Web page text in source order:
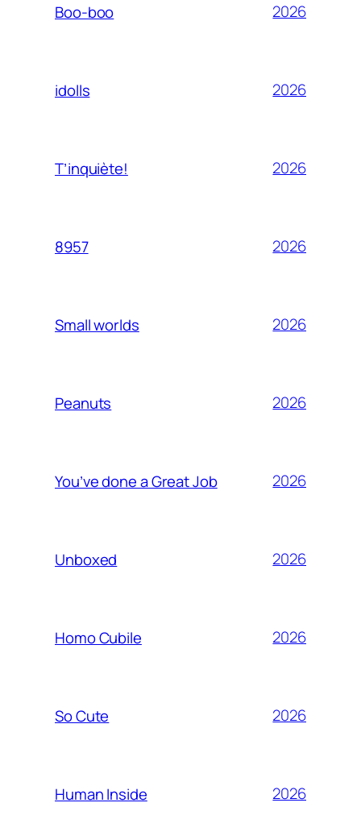
Boo-boo 2026
idolls 2026
T’inquiète! 2026
8957 2026
Small worlds 2026
Peanuts 2026
You’ve done a Great Job 2026
Unboxed 2026
Homo Cubile 2026
So Cute 2026
Human Inside 2026